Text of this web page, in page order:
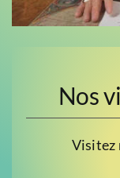
Nos
Visitez